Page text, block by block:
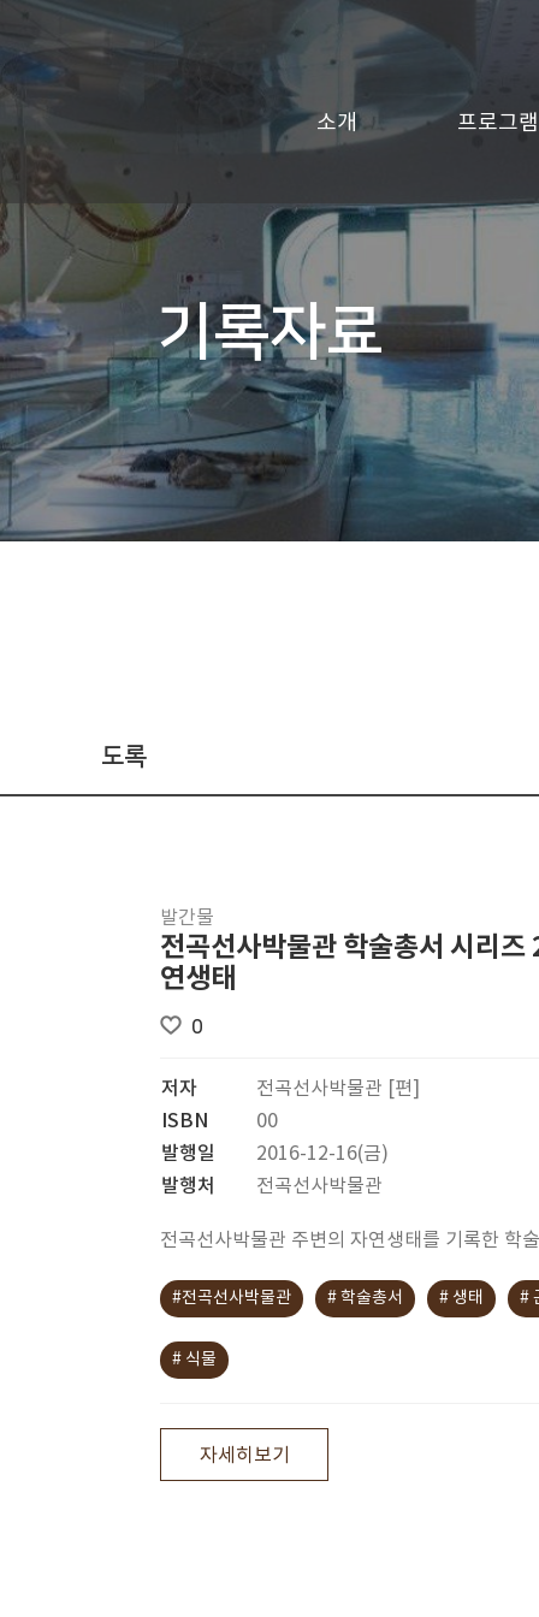
소개 프로그램
기록자료
도록
발간물
전곡선사박물관 학술총서 시리즈
연생태
0
저자
전곡선사박물관 [편]
ISBN
00
발행일
2016-12-16(금)
발행처
전곡선사박물관
전곡선사박물관 주변의 자연생태를 기록한 학
#전곡선사박물관 # 학술총서 # 생태 #
# 식물
자세히보기